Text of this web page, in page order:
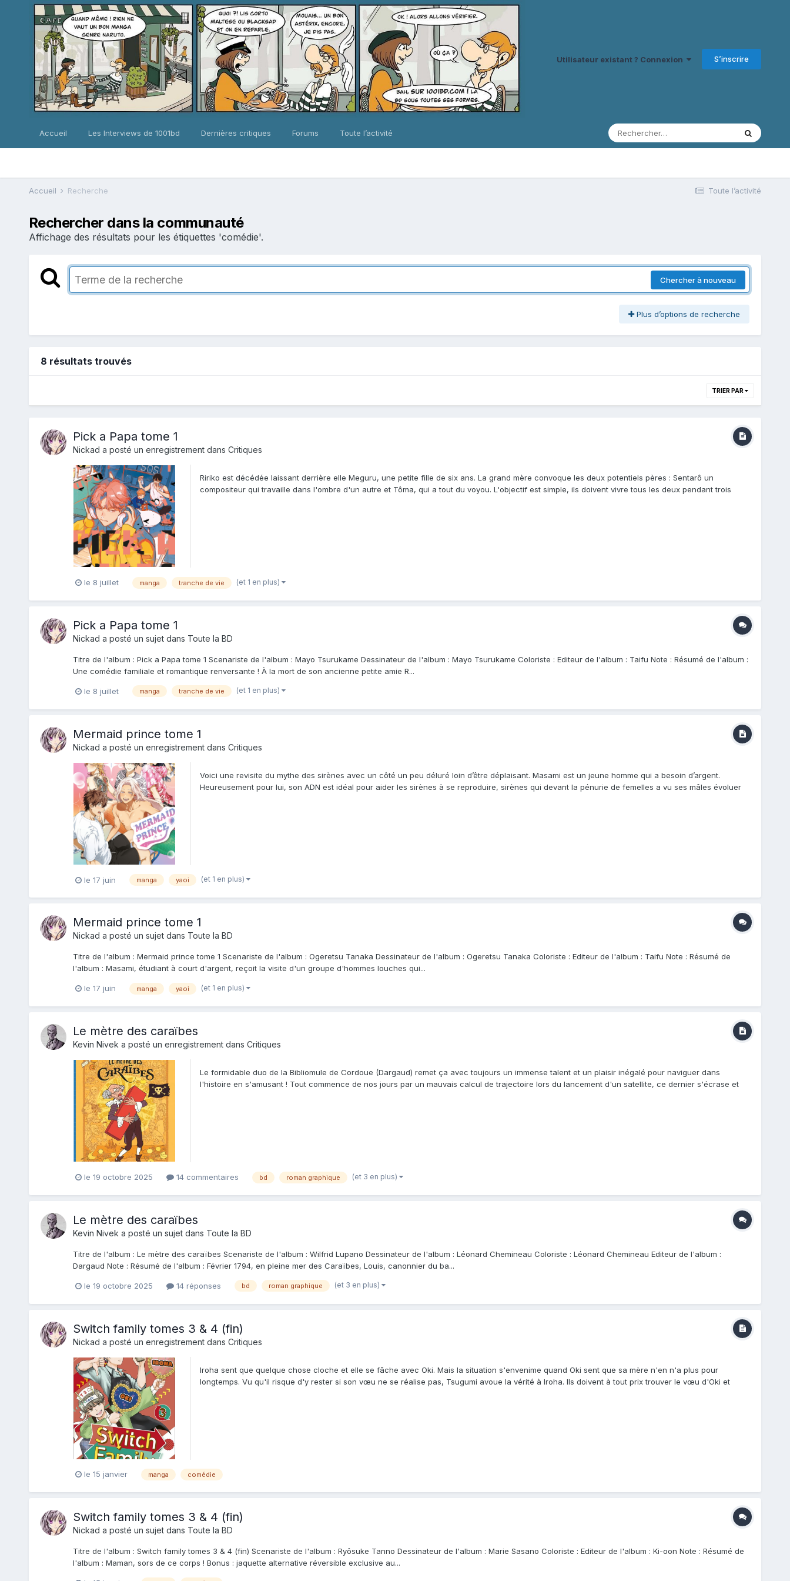
Utilisateur existant ? Connexion S’inscrire
Accueil Les Interviews de 1001bd Dernières critiques Forums Toute l’activité
Toute l’activité
Accueil Recherche
Rechercher dans la communauté
Affichage des résultats pour les étiquettes 'comédie'.
Chercher à nouveau
Plus d’options de recherche
8 résultats trouvés
TRIER PAR
Pick a Papa tome 1
Nickad a posté un enregistrement dans Critiques
Ririko est décédée laissant derrière elle Meguru, une petite fille de six ans. La grand mère convoque les deux potentiels pères : Sentarô un
compositeur qui travaille dans l'ombre d'un autre et Tôma, qui a tout du voyou. L'objectif est simple, ils doivent vivre tous les deux pendant trois
le 8 juillet manga tranche de vie (et 1 en plus)
Pick a Papa tome 1
Nickad a posté un sujet dans Toute la BD
Titre de l'album : Pick a Papa tome 1 Scenariste de l'album : Mayo Tsurukame Dessinateur de l'album : Mayo Tsurukame Coloriste : Editeur de l'album : Taifu Note : Résumé de l'album :
Une comédie familiale et romantique renversante ! À la mort de son ancienne petite amie R...
le 8 juillet manga tranche de vie (et 1 en plus)
Mermaid prince tome 1
Nickad a posté un enregistrement dans Critiques
Voici une revisite du mythe des sirènes avec un côté un peu déluré loin d’être déplaisant. Masami est un jeune homme qui a besoin d’argent.
Heureusement pour lui, son ADN est idéal pour aider les sirènes à se reproduire, sirènes qui devant la pénurie de femelles a vu ses mâles évoluer
le 17 juin manga yaoi (et 1 en plus)
Mermaid prince tome 1
Nickad a posté un sujet dans Toute la BD
Titre de l'album : Mermaid prince tome 1 Scenariste de l'album : Ogeretsu Tanaka Dessinateur de l'album : Ogeretsu Tanaka Coloriste : Editeur de l'album : Taifu Note : Résumé de
l'album : Masami, étudiant à court d'argent, reçoit la visite d'un groupe d'hommes louches qui...
le 17 juin manga yaoi (et 1 en plus)
Le mètre des caraïbes
Kevin Nivek a posté un enregistrement dans Critiques
Le formidable duo de la Bibliomule de Cordoue (Dargaud) remet ça avec toujours un immense talent et un plaisir inégalé pour naviguer dans
l'histoire en s'amusant ! Tout commence de nos jours par un mauvais calcul de trajectoire lors du lancement d'un satellite, ce dernier s'écrase et
le 19 octobre 2025 14 commentaires bd roman graphique (et 3 en plus)
Le mètre des caraïbes
Kevin Nivek a posté un sujet dans Toute la BD
Titre de l'album : Le mètre des caraïbes Scenariste de l'album : Wilfrid Lupano Dessinateur de l'album : Léonard Chemineau Coloriste : Léonard Chemineau Editeur de l'album :
Dargaud Note : Résumé de l'album : Février 1794, en pleine mer des Caraïbes, Louis, canonnier du ba...
le 19 octobre 2025 14 réponses bd roman graphique (et 3 en plus)
Switch family tomes 3 & 4 (fin)
Nickad a posté un enregistrement dans Critiques
Iroha sent que quelque chose cloche et elle se fâche avec Oki. Mais la situation s'envenime quand Oki sent que sa mère n'en n'a plus pour
longtemps. Vu qu'il risque d'y rester si son vœu ne se réalise pas, Tsugumi avoue la vérité à Iroha. Ils doivent à tout prix trouver le vœu d'Oki et
le 15 janvier manga comédie
Switch family tomes 3 & 4 (fin)
Nickad a posté un sujet dans Toute la BD
Titre de l'album : Switch family tomes 3 & 4 (fin) Scenariste de l'album : Ryôsuke Tanno Dessinateur de l'album : Marie Sasano Coloriste : Editeur de l'album : Ki-oon Note : Résumé de
l'album : Maman, sors de ce corps ! Bonus : jaquette alternative réversible exclusive au...